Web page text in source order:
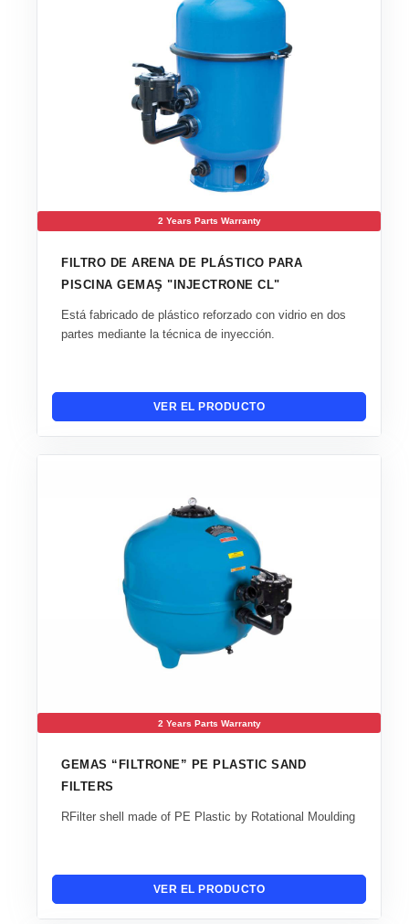
2 Years Parts Warranty
FILTRO DE ARENA DE PLÁSTICO PARA
PISCINA GEMAŞ "INJECTRONE CL"
Está fabricado de plástico reforzado con vidrio en dos
partes mediante la técnica de inyección.
VER EL PRODUCTO
2 Years Parts Warranty
GEMAS “FILTRONE” PE PLASTIC SAND
FILTERS
RFilter shell made of PE Plastic by Rotational Moulding
VER EL PRODUCTO